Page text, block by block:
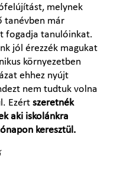
melynek
tanévben már
fogadja tanulóinkat.
jól érezzék magukat
környezetben
ehhez nyújt
nem tudtuk volna
Ezért szeretnék
aki iskolánkra
keresztül.